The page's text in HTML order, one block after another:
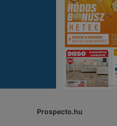
Prospecto.hu